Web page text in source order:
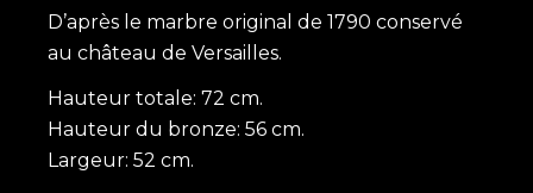
D’après le marbre original de 1790 conservé
au château de Versailles.
Hauteur totale: 72 cm.
Hauteur du bronze: 56 cm.
Largeur: 52 cm.